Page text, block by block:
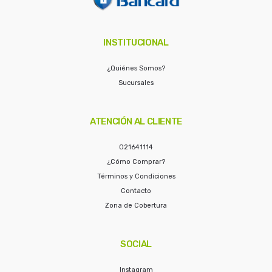
INSTITUCIONAL
¿Quiénes Somos?
Sucursales
ATENCIÓN AL CLIENTE
021641114
¿Cómo Comprar?
Términos y Condiciones
Contacto
Zona de Cobertura
SOCIAL
Instagram